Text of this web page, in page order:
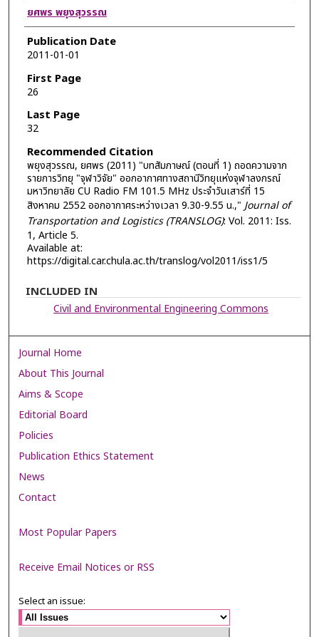
Authors
ยศพร พยุงสุวรรณ
Publication Date
2011-01-01
First Page
26
Last Page
32
Recommended Citation
พยุงสุวรรณ, ยศพร (2011) "บทสัมภาษณ์ (ตอนที่ 1) ถอดความจาก
รายการวิทยุ "จุฬาวิจัย" ออกอากาศทางสถานีวิทยุแห่งจุฬาลงกรณ์
มหาวิทยาลัย CU Radio FM 101.5 MHz ประจำวันเสาร์ที่ 15
สิงหาคม 2552 ออกอากาศระหว่างเวลา 9.30-9.55 น.," Journal of
Transportation and Logistics (TRANSLOG): Vol. 2011: Iss.
1, Article 5.
Available at:
https://digital.car.chula.ac.th/translog/vol2011/iss1/5
INCLUDED IN
Civil and Environmental Engineering Commons
Journal Home
About This Journal
Aims & Scope
Editorial Board
Policies
Publication Ethics Statement
News
Contact
Most Popular Papers
Receive Email Notices or RSS
Select an issue: